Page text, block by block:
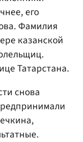
его
Фамилия
казанской
Татарстана.
снова